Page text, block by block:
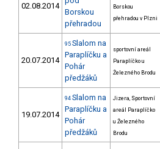
02.08.2014
Borskou
přehradou
Borskou
přehradou v Plzni
20.07.2014
95 Slalom na
Paraplíčku a
Pohár
předžáků
sportovní areál
Paraplíčko u
Železného Brodu
19.07.2014
94 Slalom na
Paraplíčku a
Pohár
předžáků
Jizera, Sportovní
areál Paraplíčko
u Železného
Brodu